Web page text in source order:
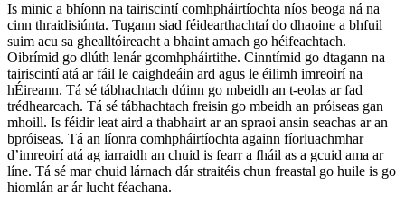
Is minic a bhíonn na tairiscintí comhpháirtíochta níos beoga ná na
cinn thraidisiúnta. Tugann siad féidearthachtaí do dhaoine a bhfuil
suim acu sa ghealltóireacht a bhaint amach go héifeachtach.
Oibrímid go dlúth lenár gcomhpháirtithe. Cinntímid go dtagann na
tairiscintí atá ar fáil le caighdeáin ard agus le éilimh imreoirí na
hÉireann. Tá sé tábhachtach dúinn go mbeidh an t-eolas ar fad
trédhearcach. Tá sé tábhachtach freisin go mbeidh an próiseas gan
mhoill. Is féidir leat aird a thabhairt ar an spraoi ansin seachas ar an
bpróiseas. Tá an líonra comhpháirtíochta againn fíorluachmhar
d’imreoirí atá ag iarraidh an chuid is fearr a fháil as a gcuid ama ar
líne. Tá sé mar chuid lárnach dár straitéis chun freastal go huile is go
hiomlán ar ár lucht féachana.